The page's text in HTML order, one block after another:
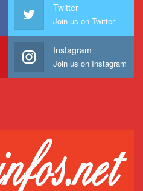
Twitter
Join us on Twitter
Instagram
Join us on Instagram